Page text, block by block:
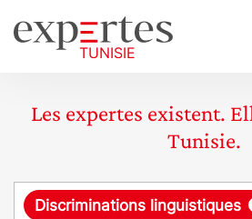
Les expertes existent.
Tunisie.
R Discriminations linguistiques